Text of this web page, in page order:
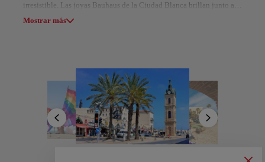
Nuestros destinos
irresistible. Las joyas Bauhaus de la Ciudad Blanca brillan junto al
antiguo puerto de Jaffa, fusionando belleza eterna y espíritu
Mercados como Carmel desbordan aromas, colores y ritmo, mientras
la vida nocturna se extiende en las azoteas hasta el amanecer.
Para los amantes de la gastronomía, Tel Aviv es un paraíso: cremoso
hummus, dorado falafely audaces creaciones veganas que
reinventan el sabor de Oriente Medio. A lo largo de sus playas
doradas y elegantes bulevares, la ciudad no solo se visita, se siente.
Mostrar más